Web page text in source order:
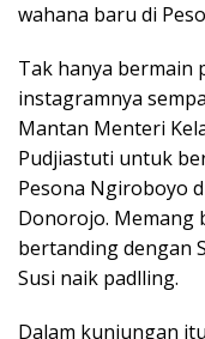
wahana baru di
Tak hanya bermain
instagramnya
Mantan Menteri
Pudjiastuti untuk
Pesona Ngiroboyo
Donorojo. Memang
bertanding dengan
Susi naik padlling.
Dalam kunjungan